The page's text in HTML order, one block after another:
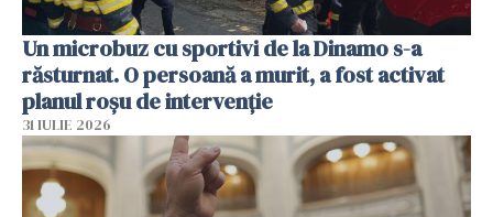
Un microbuz cu sportivi de la Dinamo s-a
răsturnat. O persoană a murit, a fost activat
planul roșu de intervenție
31 IULIE 2026